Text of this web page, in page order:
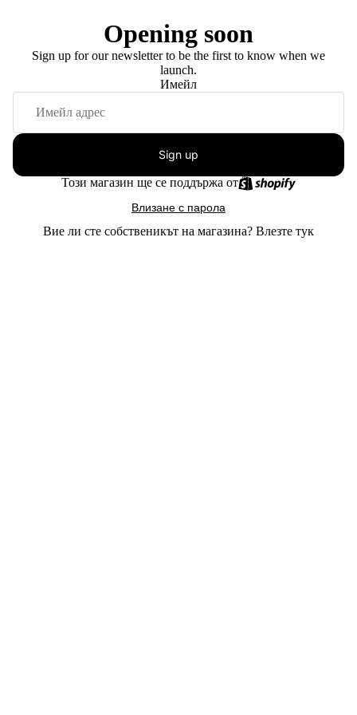
Opening soon
Sign up for our newsletter to be the first to know when we
launch.
Имейл
Sign up
Този магазин ще се поддържа от
Влизане с парола
Вие ли сте собственикът на магазина? Влезте тук